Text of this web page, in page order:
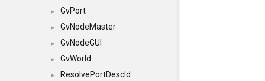
► GvPort
► GvNodeMaster
► GvNodeGUI
► GvWorld
► ResolvePortDescId